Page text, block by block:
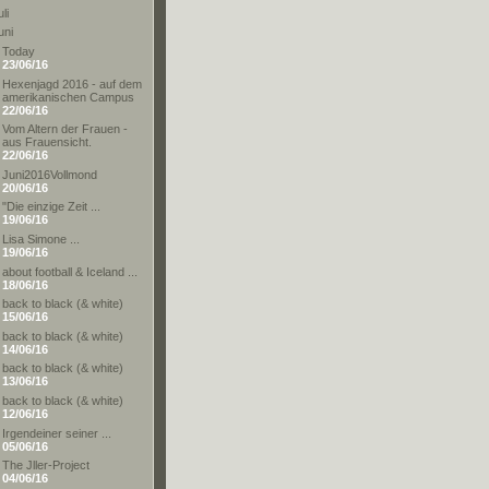
Today
23/06/16
Hexenjagd 2016 - auf dem
amerikanischen Campus
22/06/16
Vom Altern der Frauen -
aus Frauensicht.
22/06/16
Juni2016Vollmond
20/06/16
"Die einzige Zeit ...
19/06/16
Lisa Simone ...
19/06/16
about football & Iceland ...
18/06/16
back to black (& white)
15/06/16
back to black (& white)
14/06/16
back to black (& white)
13/06/16
back to black (& white)
12/06/16
Irgendeiner seiner ...
05/06/16
The Jller-Project
04/06/16